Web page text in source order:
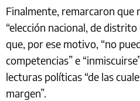
Finalmente, remarcaron que
“elección nacional, de
que, por ese motivo, “no
competencias” e
lecturas políticas “de las
margen”.